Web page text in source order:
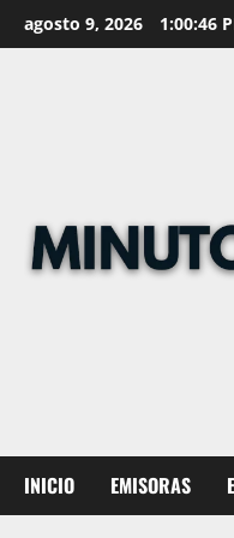
to
agosto 9, 2026 1:00:47
INICIO EMISORAS